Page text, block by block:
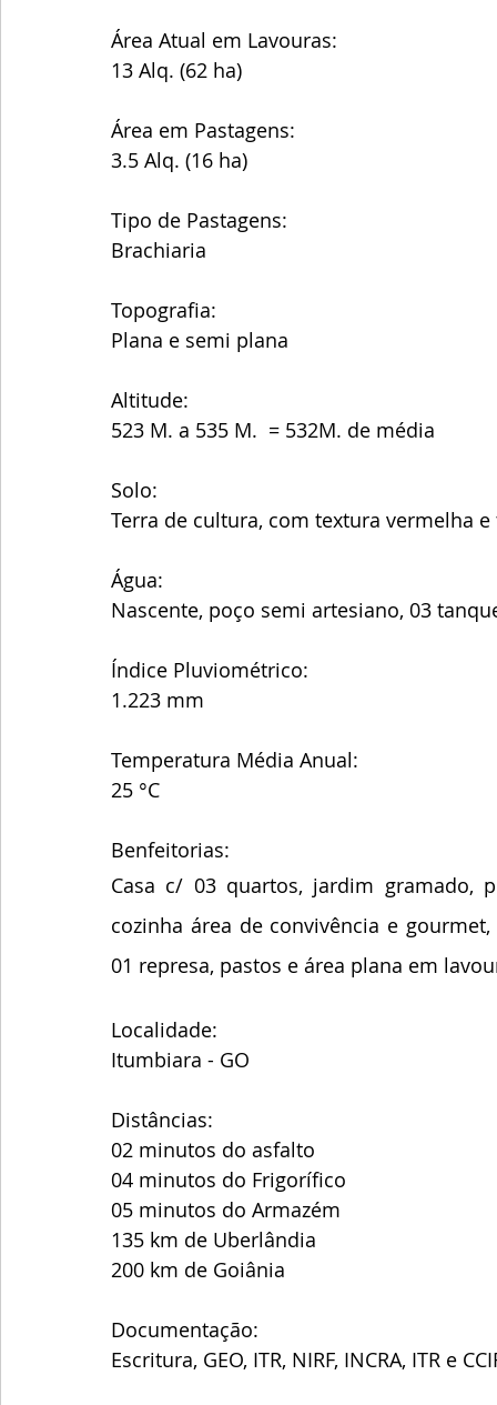
Área Atual em Lavouras:
13 Alq. (62 ha)
Área em Pastagens:
3.5 Alq. (16 ha)
Tipo de Pastagens:
Brachiaria
Topografia:
Plana e semi plana
Altitude:
523 M. a 535 M.  = 532M. de média
Solo:
Terra de cultura, com textura vermelha
Água:
Nascente, poço semi artesiano, 03
Índice Pluviométrico:
1.223 mm
Temperatura Média Anual:
25 °C
Benfeitorias:
Casa c/ 03 quartos, jardim gramado,
cozinha área de convivência e
01 represa, pastos e área plana em
Localidade:
Itumbiara - GO
Distâncias:
02 minutos do asfalto
04 minutos do Frigorífico
05 minutos do Armazém
135 km de Uberlândia
200 km de Goiânia
Documentação:
Escritura, GEO, ITR, NIRF, INCRA, ITR e